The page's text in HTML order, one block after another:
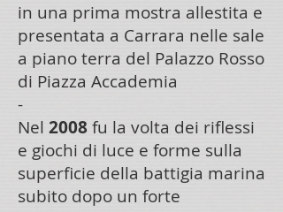
in una prima mostra allestita e
presentata a Carrara nelle sale
a piano terra del Palazzo Rosso
di Piazza Accademia
-
Nel 2008fu la volta dei riflessi
e giochi di luce e forme sulla
superficie della battigia marina
subito dopo un forte